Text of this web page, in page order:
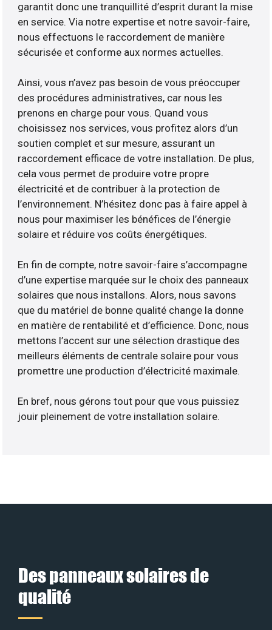
garantit donc une tranquillité d’esprit durant la mise
en service. Via notre expertise et notre savoir-faire,
nous effectuons le raccordement de manière
sécurisée et conforme aux normes actuelles.
Ainsi, vous n’avez pas besoin de vous préoccuper
des procédures administratives, car nous les
prenons en charge pour vous. Quand vous
choisissez nos services, vous profitez alors d’un
soutien complet et sur mesure, assurant un
raccordement efficace de votre installation. De plus,
cela vous permet de produire votre propre
électricité et de contribuer à la protection de
l’environnement. N’hésitez donc pas à faire appel à
nous pour maximiser les bénéfices de l’énergie
solaire et réduire vos coûts énergétiques.
En fin de compte, notre savoir-faire s’accompagne
d’une expertise marquée sur le choix des panneaux
solaires que nous installons. Alors, nous savons
que du matériel de bonne qualité change la donne
en matière de rentabilité et d’efficience. Donc, nous
mettons l’accent sur une sélection drastique des
meilleurs éléments de centrale solaire pour vous
promettre une production d’électricité maximale.
En bref, nous gérons tout pour que vous puissiez
jouir pleinement de votre installation solaire.
Des panneaux solaires de
qualité